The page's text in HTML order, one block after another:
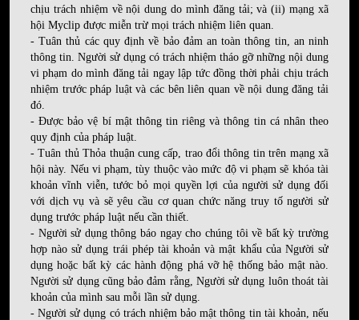
chịu trách nhiệm về nội dung do mình đăng tải; và (ii) mạng xã
hội Myclip được miễn trừ mọi trách nhiệm liên quan.
- Tuân thủ các quy định về bảo đảm an toàn thông tin, an ninh
thông tin. Người sử dụng có trách nhiệm tháo gỡ những nội dung
vi phạm do mình đăng tải ngay lập tức đồng thời phải chịu trách
nhiệm trước pháp luật và các bên liên quan về nội dung đăng tải
đó.
- Được bảo vệ bí mật thông tin riêng và thông tin cá nhân theo
quy định của pháp luật.
- Tuân thủ Thỏa thuận cung cấp, trao đổi thông tin trên mạng xã
hội này. Nếu vi phạm, tùy thuộc vào mức độ vi phạm sẽ khóa tài
khoản vĩnh viễn, tước bỏ mọi quyền lợi của người sử dụng đối
với dịch vụ và sẽ yêu cầu cơ quan chức năng truy tố người sử
dụng trước pháp luật nếu cần thiết.
- Người sử dụng thông báo ngay cho chúng tôi về bất kỳ trường
hợp nào sử dụng trái phép tài khoản và mật khẩu của Người sử
dụng hoặc bất kỳ các hành động phá vỡ hệ thống bảo mật nào.
Người sử dụng cũng bảo đảm rằng, Người sử dụng luôn thoát tài
khoản của mình sau mỗi lần sử dụng.
- Người sử dụng có trách nhiệm bảo mật thông tin tài khoản, nếu